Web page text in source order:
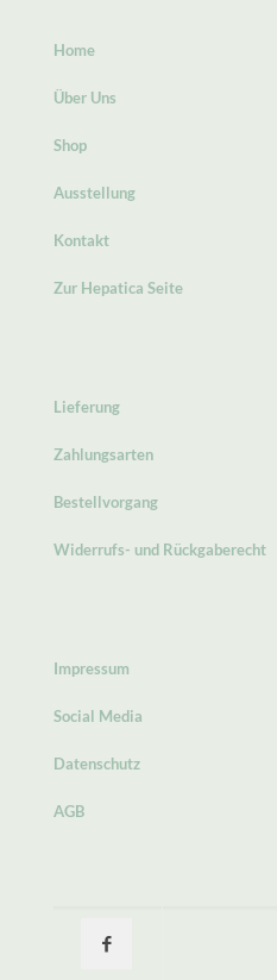
Home
Über Uns
Shop
Ausstellung
Kontakt
Zur Hepatica Seite
Lieferung
Zahlungsarten
Bestellvorgang
Widerrufs- und Rückgaberecht
Impressum
Social Media
Datenschutz
AGB